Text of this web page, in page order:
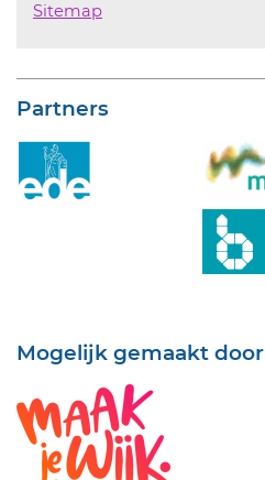
Sitemap
Partners
Mogelijk gemaakt door